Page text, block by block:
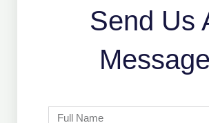
Send Us
Message
Full